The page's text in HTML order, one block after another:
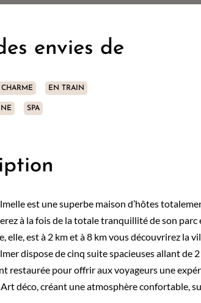
envies de
CHARME EN TRAIN
SPA
est une superbe maison d’hôtes
à la fois de la totale tranquillité de son
elle, est à 2 km et à 8 km vous découvrirez la
dispose de cinq suite spacieuses allant de
restaurée pour offrir aux voyageurs une
déco, créant une atmosphère confortable,